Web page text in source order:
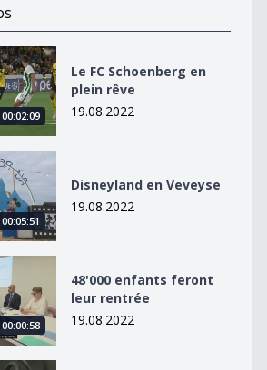
en plein rêve
00:02:09
Le FC Schoenberg en
plein rêve
19.08.2022
00:05:51
Disneyland en Veveyse
19.08.2022
feront leur rentrée
00:00:58
48'000 enfants feront
leur rentrée
19.08.2022